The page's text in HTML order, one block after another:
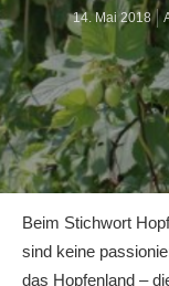
14. Mai 2018
Beim Stichwort
sind keine
das Hopfenland –